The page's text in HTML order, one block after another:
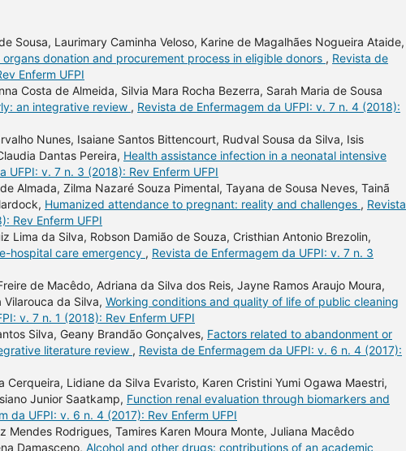
Sousa, Laurimary Caminha Veloso, Karine de Magalhães Nogueira Ataide,
donation and procurement process in eligible donors , Revista de
Enferm UFPI
Costa de Almeida, Silvia Mara Rocha Bezerra, Sarah Maria de Sousa
an integrative review , Revista de Enfermagem da UFPI: v. 7 n. 4 (2018):
Nunes, Isaiane Santos Bittencourt, Rudval Sousa da Silva, Isis
Dantas Pereira, Health assistance infection in a neonatal intensive
UFPI: v. 7 n. 3 (2018): Rev Enferm UFPI
Almada, Zilma Nazaré Souza Pimental, Tayana de Sousa Neves, Tainã
Humanized attendance to pregnant: reality and challenges , Revista
Rev Enferm UFPI
Lima da Silva, Robson Damião de Souza, Cristhian Antonio Brezolin,
hospital care emergency , Revista de Enfermagem da UFPI: v. 7 n. 3
de Macêdo, Adriana da Silva dos Reis, Jayne Ramos Araujo Moura,
Vilarouca da Silva, Working conditions and quality of life of public cleaning
v. 7 n. 1 (2018): Rev Enferm UFPI
Silva, Geany Brandão Gonçalves, Factors related to abandonment or
literature review , Revista de Enfermagem da UFPI: v. 6 n. 4 (2017):
Cerqueira, Lidiane da Silva Evaristo, Karen Cristini Yumi Ogawa Maestri,
Junior Saatkamp, Function renal evaluation through biomarkers and
da UFPI: v. 6 n. 4 (2017): Rev Enferm UFPI
Mendes Rodrigues, Tamires Karen Moura Monte, Juliana Macêdo
Damasceno, Alcohol and other drugs: contributions of an academic